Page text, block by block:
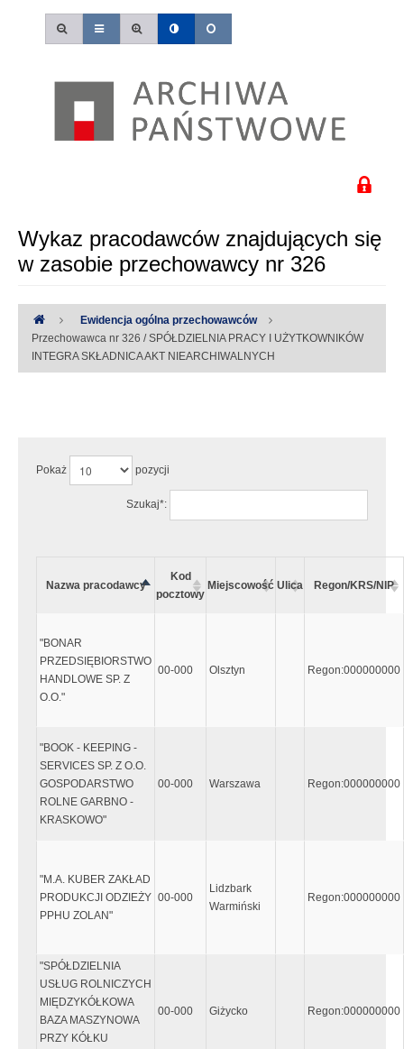
Wykaz pracodawców znajdujących się
w zasobie przechowawcy nr 326
Ewidencja ogólna przechowawców
Przechowawca nr 326 / SPÓŁDZIELNIA PRACY I UŻYTKOWNIKÓW
INTEGRA SKŁADNICA AKT NIEARCHIWALNYCH
Pokaż pozycji
Szukaj*:
Nazwa pracodawcy
Kod
pocztowy
Miejscowość Ulica Regon/KRS/NIP
"BONAR
PRZEDSIĘBIORSTWO
HANDLOWE SP. Z
O.O."
00-000 Olsztyn Regon:000000000
"BOOK - KEEPING -
SERVICES SP. Z O.O.
GOSPODARSTWO
ROLNE GARBNO -
KRASKOWO"
00-000 Warszawa Regon:000000000
"M.A. KUBER ZAKŁAD
PRODUKCJI ODZIEŻY
PPHU ZOLAN"
00-000
Lidzbark
Warmiński
Regon:000000000
"SPÓŁDZIELNIA
USŁUG ROLNICZYCH
MIĘDZYKÓŁKOWA
BAZA MASZYNOWA
PRZY KÓŁKU
00-000 Giżycko Regon:000000000